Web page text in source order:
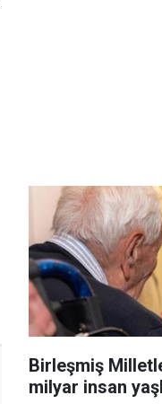
Birleşmiş
milyar insan